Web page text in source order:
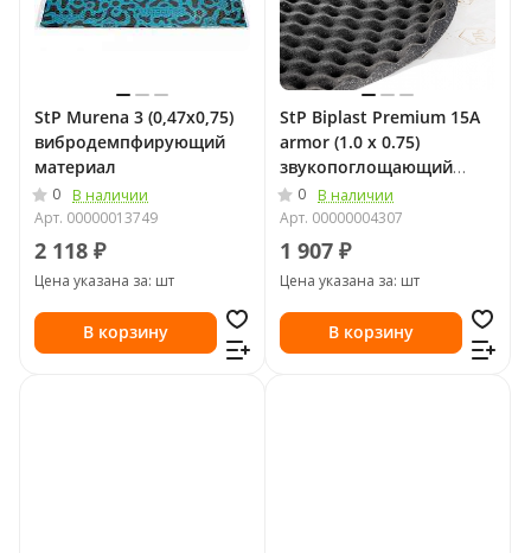
StP Murena 3 (0,47х0,75)
вибродемпфирующий
материал
0
В наличии
Арт. 00000013749
2 118 ₽
Цена указана за: шт
В корзину
StP Biplast Premium 15A
armor (1.0 х 0.75)
звукопоглощающий
материал
0
В наличии
Арт. 00000004307
1 907 ₽
Цена указана за: шт
В корзину